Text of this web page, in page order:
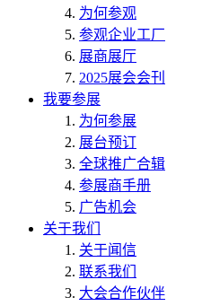
为何参观
参观企业工厂
展商展厅
2025展会会刊
我要参展
为何参展
展台预订
全球推广合辑
参展商手册
广告机会
关于我们
关于闻信
联系我们
大会合作伙伴